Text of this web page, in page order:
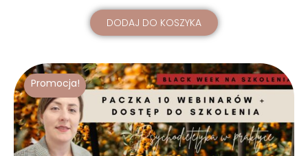
DODAJ DO KOSZYKA
Promocja!